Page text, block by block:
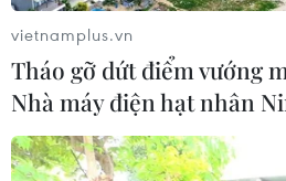
óng ánh mùa vàng.
vietnamplus.vn
Tháo gỡ dứt điểm vướng
Nhà máy điện hạt nhân